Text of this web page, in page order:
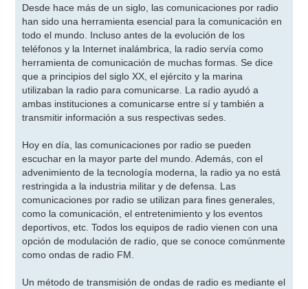
n
a
j
e
Desde hace más de un siglo, las comunicaciones por radio
han sido una herramienta esencial para la comunicación en
todo el mundo. Incluso antes de la evolución de los
teléfonos y la Internet inalámbrica, la radio servía como
herramienta de comunicación de muchas formas. Se dice
que a principios del siglo XX, el ejército y la marina
utilizaban la radio para comunicarse. La radio ayudó a
ambas instituciones a comunicarse entre sí y también a
transmitir información a sus respectivas sedes.
Hoy en día, las comunicaciones por radio se pueden
escuchar en la mayor parte del mundo. Además, con el
advenimiento de la tecnología moderna, la radio ya no está
restringida a la industria militar y de defensa. Las
comunicaciones por radio se utilizan para fines generales,
como la comunicación, el entretenimiento y los eventos
deportivos, etc. Todos los equipos de radio vienen con una
opción de modulación de radio, que se conoce comúnmente
como ondas de radio FM.
Un método de transmisión de ondas de radio es mediante el